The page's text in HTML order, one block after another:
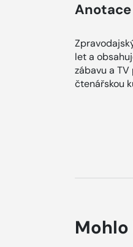
Anotace
let a
zábavu a
čtenářskou